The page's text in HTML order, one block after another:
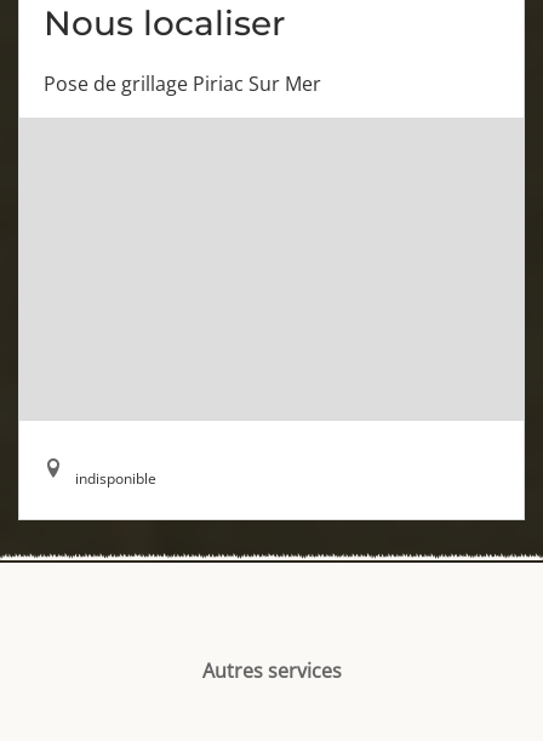
Nous localiser
Pose de grillage Piriac Sur Mer
indisponible
Autres services